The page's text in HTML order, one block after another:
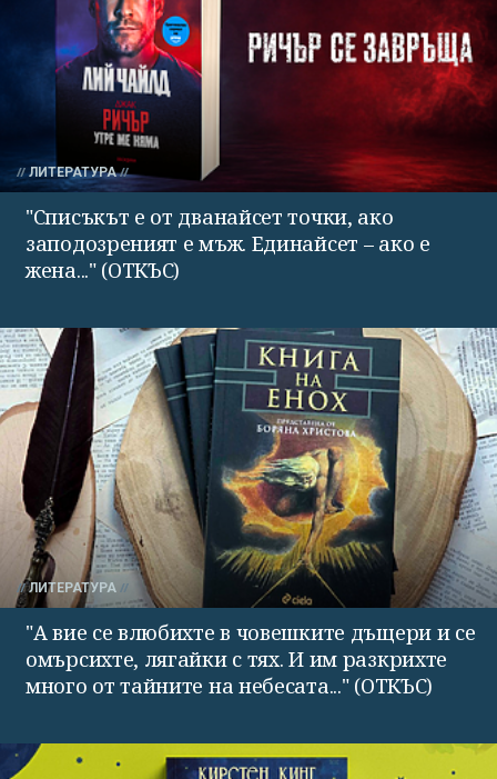
ЛИТЕРАТУРА
"Списъкът е от дванайсет точки, ако
заподозреният е мъж. Единайсет – ако е
жена..." (ОТКЪС)
ЛИТЕРАТУРА
"А вие се влюбихте в чо­вешките дъщери и се
омърсихте, лягайки с тях. И им раз­крихте
много от тайните на небесата..." (ОТКЪС)